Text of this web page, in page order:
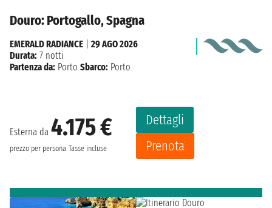
Douro: Portogallo, Spagna
Esterna da 4.175 €
prezzo per persona Tasse incluse
Dettagli
Prenota
EMERALD RADIANCE
29 AGO 2026
Durata: 7 notti
Partenza da: Porto Sbarco: Porto